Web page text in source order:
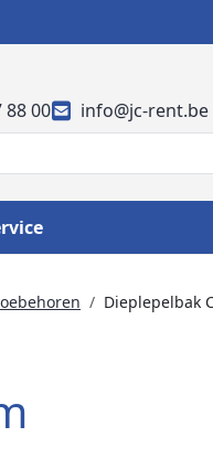
88 00 info@jc-rent.be
Dieplepelbak